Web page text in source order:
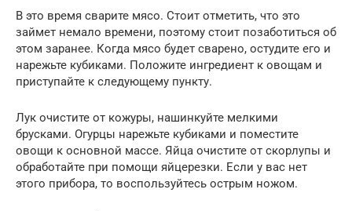
В это время сварите мясо. Стоит отметить, что это
займет немало времени, поэтому стоит позаботиться об
этом заранее. Когда мясо будет сварено, остудите его и
нарежьте кубиками. Положите ингредиент к овощам и
приступайте к следующему пункту.
Лук очистите от кожуры, нашинкуйте мелкими
брусками. Огурцы нарежьте кубиками и поместите
овощи к основной массе. Яйца очистите от скорлупы и
обработайте при помощи яйцерезки. Если у вас нет
этого прибора, то воспользуйтесь острым ножом.